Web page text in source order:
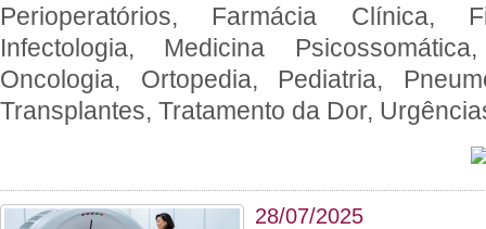
Perioperatórios, Farmácia Clínica,
Infectologia, Medicina
Oncologia, Ortopedia, Pediatria,
Transplantes, Tratamento da Dor,
28/07/2025